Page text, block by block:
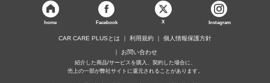
home Facebook X Instagram
CAR CARE PLUSとは 利用規約 個人情報保護方針
お問い合わせ
紹介した商品/サービスを購入、契約した場合に、
売上の一部が弊社サイトに還元されることがあります。